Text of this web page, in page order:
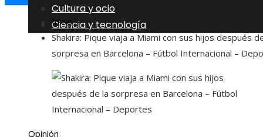
Cultura y ocio
Ciencia y tecnología
Inicio
Shakira: Pique viaja a Miami con sus hijos después
sorpresa en Barcelona – Fútbol Internacional –
Opinión